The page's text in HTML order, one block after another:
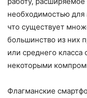
необходимостью для
что существует
большинство из них
или среднего
некоторыми
Флагманские